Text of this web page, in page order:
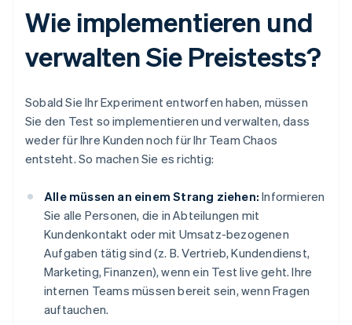
Wie implementieren und
verwalten Sie Preistests?
Sobald Sie Ihr Experiment entworfen haben, müssen
Sie den Test so implementieren und verwalten, dass
weder für Ihre Kunden noch für Ihr Team Chaos
entsteht. So machen Sie es richtig:
Alle müssen an einem Strang ziehen: Informieren
Sie alle Personen, die in Abteilungen mit
Kundenkontakt oder mit Umsatz-bezogenen
Aufgaben tätig sind (z. B. Vertrieb, Kundendienst,
Marketing, Finanzen), wenn ein Test live geht. Ihre
internen Teams müssen bereit sein, wenn Fragen
auftauchen.